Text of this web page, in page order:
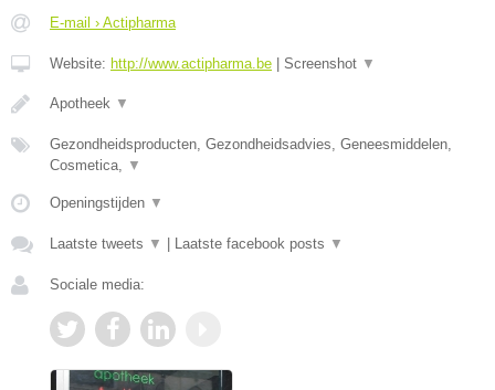
E-mail › Actipharma
Website: http://www.actipharma.be Screenshot ▼
Apotheek ▼
Gezondheidsproducten, Gezondheidsadvies, Geneesmiddelen,
Cosmetica, ▼
Openingstijden ▼
Laatste tweets ▼ Laatste facebook posts ▼
Sociale media: